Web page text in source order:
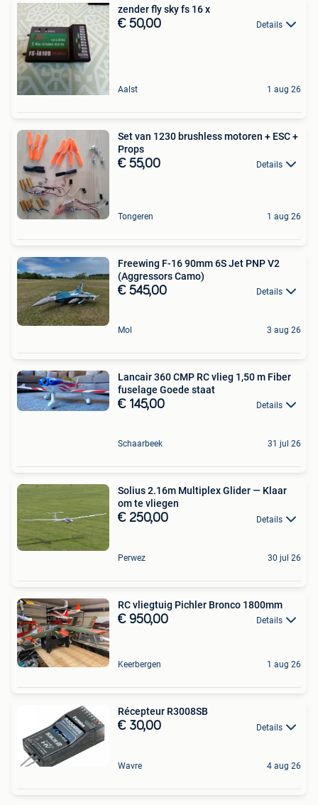
zender fly sky fs 16 x
€ 50,00 Details
Aalst 1 aug 26
Set van 1230 brushless motoren + ESC +
Props
€ 55,00 Details
Tongeren 1 aug 26
Freewing F-16 90mm 6S Jet PNP V2
(Aggressors Camo)
€ 545,00 Details
Mol 3 aug 26
Lancair 360 CMP RC vlieg 1,50 m Fiber
fuselage Goede staat
€ 145,00 Details
Schaarbeek 31 jul 26
Solius 2.16m Multiplex Glider — Klaar
om te vliegen
€ 250,00 Details
Perwez 30 jul 26
RC vliegtuig Pichler Bronco 1800mm
€ 950,00 Details
Keerbergen 1 aug 26
Récepteur R3008SB
€ 30,00 Details
Wavre 4 aug 26